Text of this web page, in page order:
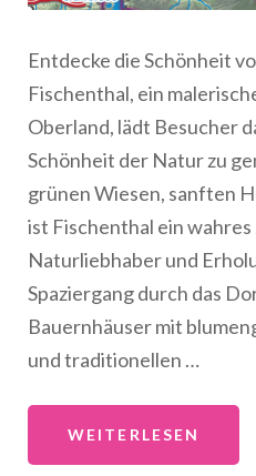
Entdecke die Schönheit
Fischenthal, ein
Oberland, lädt Besucher
Schönheit der Natur zu
grünen Wiesen, sanften
ist Fischenthal ein
Naturliebhaber und
Spaziergang durch das
Bauernhäuser mit
und traditionellen …
WEITERLESEN